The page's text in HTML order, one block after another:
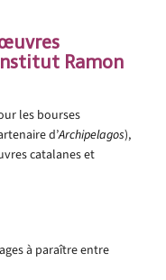
Ramon
les bourses
d’Archipelagos),
catalanes et
à paraître entre